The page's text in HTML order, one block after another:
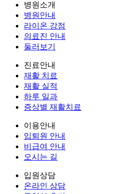
병원소개
병원안내
라이온 강점
의료진 안내
둘러보기
진료안내
재활 치료
재활 실적
하루 일과
증상별 재활치료
이용안내
입퇴원 안내
비급여 안내
오시는 길
입원상담
온라인 상담